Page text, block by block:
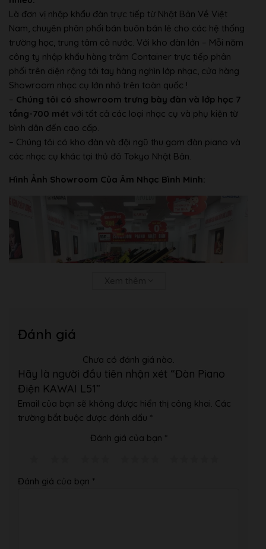
Là đơn vị nhập khẩu đàn trực tiếp từ Nhật Bản Về Việt
Nam, chuyên phân phối bán buôn bán lẻ cho các hệ thống
trường học, trung tâm cả nước. Với kho đàn lớn – Mỗi năm
công ty nhập khẩu hàng trăm Container trực tiếp phân
phối trên diện rộng tới tay hàng nghìn lớp nhạc, cửa hàng
Showroom nhạc cụ lớn nhỏ trên toàn quốc !
– Chúng tôi có showroom trưng bày đàn và lớp học 7
tầng-700 mét với tất cả các loại nhạc cụ và phụ kiện từ
bình dân đến cao cấp.
– Chúng tôi có kho đàn và đội ngũ thu gom đàn piano và
các nhạc cụ khác tại thủ đô Tokyo Nhật Bản.
Hình Ảnh Showroom Của Âm Nhạc Bình Minh:
Đánh giá
Chưa có đánh giá nào.
Hãy là người đầu tiên nhận xét “Đàn Piano
Điện KAWAI L51”
Email của bạn sẽ không được hiển thị công khai. Các
trường bắt buộc được đánh dấu *
Đánh giá của bạn *
Đánh giá của bạn *